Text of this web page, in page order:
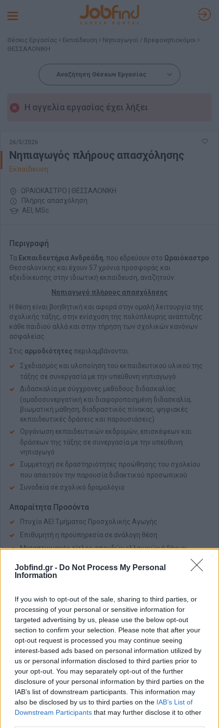
Jobfind.gr - Do Not Process My Personal
Information
If you wish to opt-out of the sale, sharing to third parties, or
processing of your personal or sensitive information for
targeted advertising by us, please use the below opt-out
section to confirm your selection. Please note that after your
opt-out request is processed you may continue seeing
interest-based ads based on personal information utilized by
us or personal information disclosed to third parties prior to
your opt-out. You may separately opt-out of the further
disclosure of your personal information by third parties on the
IAB’s list of downstream participants. This information may
also be disclosed by us to third parties on the IAB’s List of
Downstream Participants that may further disclose it to other
Toggle
Θέσεις Εργασίας Εκπαίδευση
Νηπιαγωγοί / Βρεφονηπιοκόμοι
ΘΕΣΣΑΛΟΝΙΚΗ
Αναζήτηση Θέσεων Εργασίας
Η αγγελία εργασίας έχει λήξει
26/5/2026
Νηπιαγωγός πλήρους απασχόλησης
Εκπαίδευση
ΩΡΑΙΟΚΑΣΤΡΟ | ΘΕΣΣΑΛΟΝΙΚΗ
Πλήρης απασχόληση
ΑΕΙ, MSc
Περιγραφή
Τα Εκπαιδευτήρια Ανδρεάδη, που εδρεύουν στο Ωραιόκαστρο
Θεσσαλονίκης και έχουν 57 χρόνια προσφοράς και
εξειδίκευσης στην ιδιωτική εκπαίδευση, αναζητούν:
Νηπιαγωγό πλήρους απασχόλησης
Η θέση είναι βοηθητική και αφορά στην ομαλή λειτουργία της
σχολικής τάξης, στην ενίσχυση της πολύπλευρης ανάπτυξης
κάθε παιδιού αλλά και στην τήρηση των σχολικών κανόνων
ασφαλείας.
Στις αρμοδιότητες περιλαμβάνονται:
Σχεδιασμός και υλοποίηση του εκπαιδευτικού υλικού της
τάξης σε συνεργασία με την υπεύθυνη νηπιαγωγό
Διδασκαλία με σύγχρονες μεθόδους διδασκαλίας
(ομαδοσυνεργατική και διαφοροποιημένη διδασκαλία,
βιωματική μάθηση, διαδραστικός πίνακας, ψηφιακές
εκπαιδευτικές δράσεις και παρουσιάσεις)
Οργάνωση εκπαιδευτικών εκδρομών, επισκέψεων και
δράσεων της τάξης σε συνεργασία με την υπεύθυνη
νηπιαγωγό
Συμμετοχή σε δραστηριότητες προώθησης του σχολείου
που απαιτούν την παρουσία διδακτικού προσωπικού
Συνοδεία σε σχολικό δρομολόγιο
Απαραίτητα Προσόντα
Πτυχίο ΑΕΙ Τμήματος Προσχολικής Αγωγής
Επιθυμητή η προϋπηρεσία σε ανάλογη θέση
Μεταπτυχιακός τίτλος σπουδών ελληνικών ή ξένων
Άριστη γνώση υπολογιστών (word, excel, power point,
εκπαίδευσης
Ικανότητα κρίσης, συνεργατικότητας, επικοινωνίας &
δημιουργικότητας
Ακεραιότητα χαρακτήρα, ενδιαφέρον για το αντικείμενο,
πρωτοβουλία, υπευθυνότητα, δυνατότητα να
λειτουργήσουν ως πρόσωπα αναφοράς σε παιδιά
Παροχές
Μισθός αναλόγως προσόντων και εμπειρίας
Άριστο εργασιακό περιβάλλον